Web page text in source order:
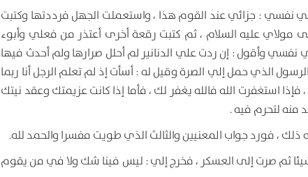
نفسي : جزائي عند القوم هذا ، واستعملت الجهل فرددتها وكتبت
عليه السلام ، ثم كتبت رقعة أخرى أعتذر من فعلي وأبوء
وأقول : إن ردت علي الدنانير لم أحلل صرارها ولم أحدث فيها
الذي حمل إلي الصرة وقيل له : أسأت إذ لم تعلم الرجل أنا ربما
استغفرت الله فالله يغفر لك ، فأما إذا كانت عزيمتك وعقد نيتك
منه لتحرم فيه .
، فورد جواب المعنيين والثالث الذي طويت مفسرا والحمد لله.
ثم صرت إلى العسكر ، فخرج إلي : ليس فينا شك ولا في من يقوم